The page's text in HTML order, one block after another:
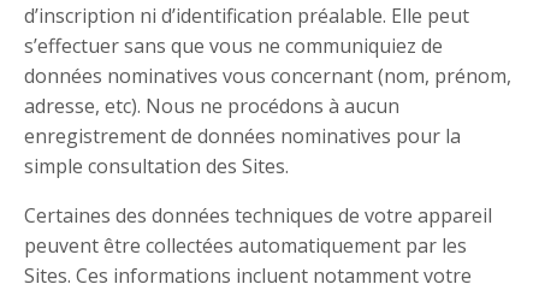
d’inscription ni d’identification préalable. Elle peut
s’effectuer sans que vous ne communiquiez de
données nominatives vous concernant (nom, prénom,
adresse, etc). Nous ne procédons à aucun
enregistrement de données nominatives pour la
simple consultation des Sites.
Certaines des données techniques de votre appareil
peuvent être collectées automatiquement par les
Sites. Ces informations incluent notamment votre